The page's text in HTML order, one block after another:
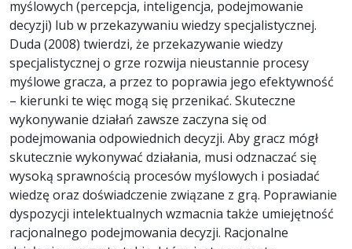
myślowych (percepcja, inteligencja, podejmowanie
decyzji) lub w przekazywaniu wiedzy specjalistycznej.
Duda (2008) twierdzi, że przekazywanie wiedzy
specjalistycznej o grze rozwija nieustannie procesy
myślowe gracza, a przez to poprawia jego efektywność
– kierunki te więc mogą się przenikać. Skuteczne
wykonywanie działań zawsze zaczyna się od
podejmowania odpowiednich decyzji. Aby gracz mógł
skutecznie wykonywać działania, musi odznaczać się
wysoką sprawnością procesów myślowych i posiadać
wiedzę oraz doświadczenie związane z grą. Poprawianie
dyspozycji intelektualnych wzmacnia także umiejętność
racjonalnego podejmowania decyzji. Racjonalne